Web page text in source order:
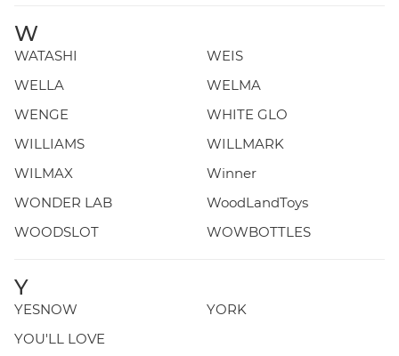
W
WATASHI
WEIS
WELLA
WELMA
WENGE
WHITE GLO
WILLIAMS
WILLMARK
WILMAX
Winner
WONDER LAB
WoodLandToys
WOODSLOT
WOWBOTTLES
Y
YESNOW
YORK
YOU'LL LOVE